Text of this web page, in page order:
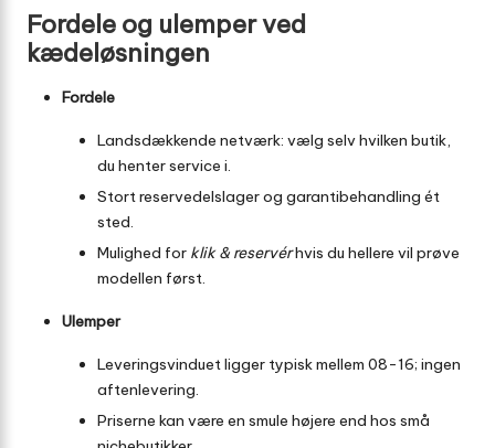
Fordele og ulemper ved
kædeløsningen
Fordele
Landsdækkende netværk: vælg selv hvilken butik,
du henter service i.
Stort reservedelslager og garanti­behandling ét
sted.
Mulighed for klik & reservérhvis du hellere vil prøve
modellen først.
Ulemper
Leverings­vinduet ligger typisk mellem 08-16; ingen
aftenlevering.
Priserne kan være en smule højere end hos små